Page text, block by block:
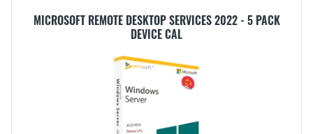
MICROSOFT REMOTE DESKTOP SERVICES 2022 - 5 PACK
DEVICE CAL